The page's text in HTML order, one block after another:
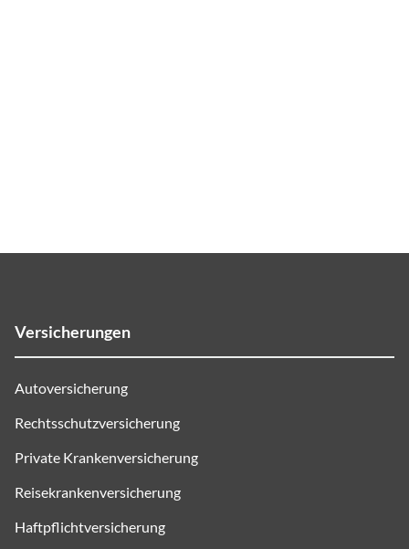
Versicherungen
Autoversicherung
Rechtsschutzversicherung
Private Krankenversicherung
Reisekrankenversicherung
Haftpflichtversicherung